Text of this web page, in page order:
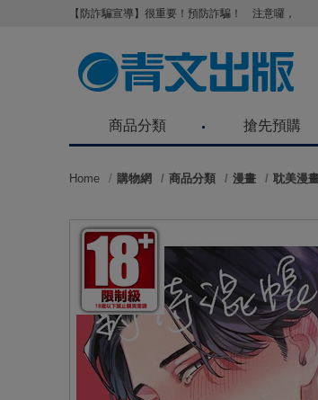
【防詐騙宣導】很重要！預防詐騙！ 注意囉，不
商品分類 搶先預購
Home 購物網 商品分類 漫畫 耽美漫